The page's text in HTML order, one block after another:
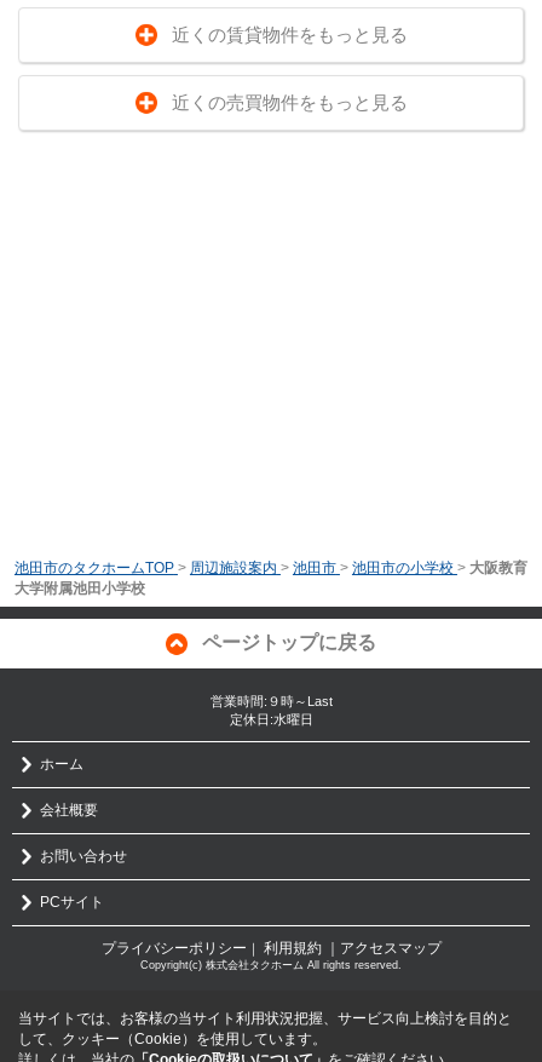
近くの賃貸物件をもっと見る
近くの売買物件をもっと見る
池田市のタクホームTOP > 周辺施設案内 > 池田市 > 池田市の小学校 > 大阪教育
大学附属池田小学校
ページトップに戻る
営業時間:９時～Last
定休日:水曜日
ホーム
会社概要
お問い合わせ
PCサイト
プライバシーポリシー ｜ 利用規約 ｜アクセスマップ
Copyright(c) 株式会社タクホーム All rights reserved.
当サイトでは、お客様の当サイト利用状況把握、サービス向上検討を目的と
して、クッキー（Cookie）を使用しています。